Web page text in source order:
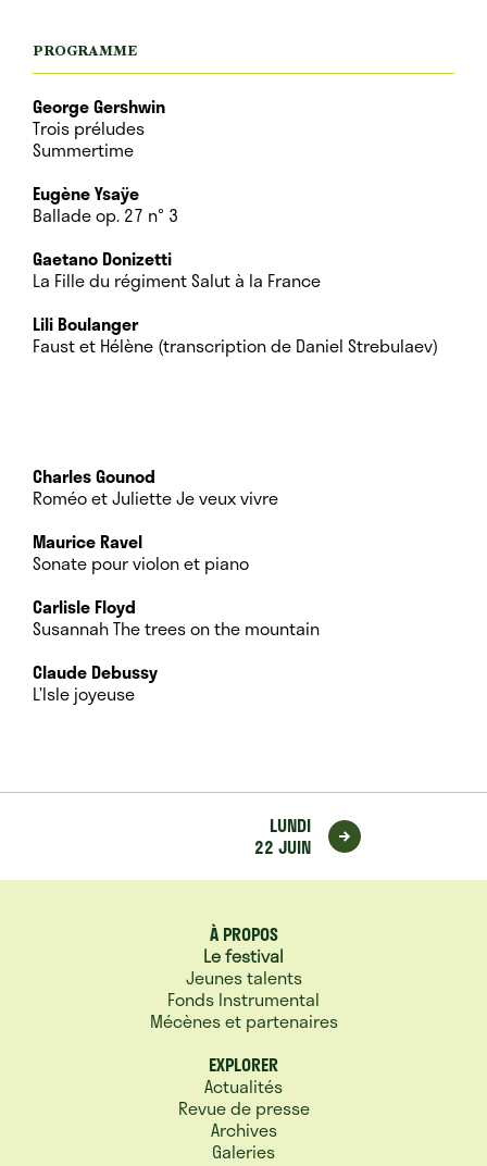
PROGRAMME
George Gershwin
Trois préludes
Summertime
Eugène Ysaÿe
Ballade op. 27 n° 3
Gaetano Donizetti
La Fille du régimentSalut à la France
Lili Boulanger
Faust et Hélène (transcription de Daniel Strebulaev)
Charles Gounod
Roméo et JulietteJe veux vivre
Maurice Ravel
Sonate pour violon et piano
Carlisle Floyd
SusannahThe trees on the mountain
Claude Debussy
L’Isle joyeuse
LUNDI
22 JUIN
À PROPOS
Le festival
Jeunes talents
Fonds Instrumental
Mécènes et partenaires
EXPLORER
Actualités
Revue de presse
Archives
Galeries